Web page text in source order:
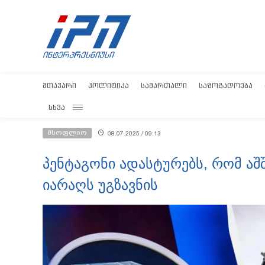
ᲛᲗᲐᲕᲐᲠᲘ ᲞᲝᲚᲘᲢᲘᲙᲐ ᲡᲐᲛᲐᲠᲗᲐᲚᲘ ᲡᲐᲖᲝᲒᲐᲓᲝᲔᲑᲐ
ᲡᲮᲕᲐ
მსოფლიო 08.07.2025 / 09:13
პენტაგონი ადასტურებს, რომ
იარაღს უგზავნის